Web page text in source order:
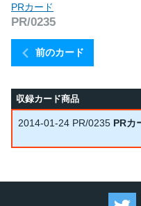
前のカード
PRカード
PR/0235
収録カード商品
2014-01-24 PR/0235 PRカ